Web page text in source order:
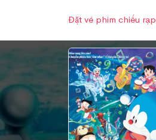
Đặt vé phim chiếu rạp